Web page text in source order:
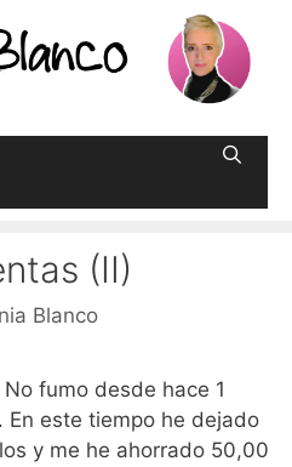
(II)
Blanco
No fumo desde hace 1
En este tiempo he dejado
y me he ahorrado 50,00